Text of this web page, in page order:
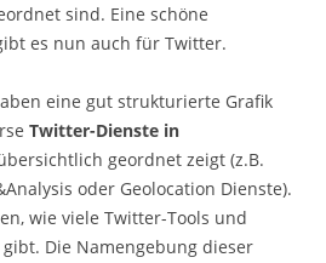
sind. Eine schöne
es nun auch für Twitter.
eine gut strukturierte Grafik
Twitter-Dienste in
geordnet zeigt (z.B.
oder Geolocation Dienste).
wie viele Twitter-Tools und
Die Namengebung dieser